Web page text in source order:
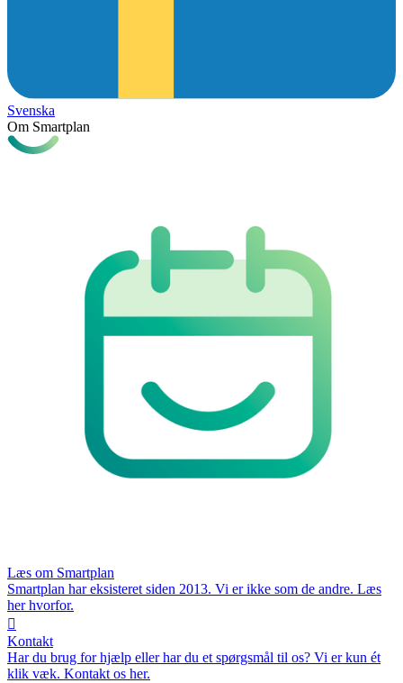
Svenska
Om Smartplan
Læs om Smartplan
Smartplan har eksisteret siden 2013. Vi er ikke som de andre. Læs
her hvorfor.

Kontakt
Har du brug for hjælp eller har du et spørgsmål til os? Vi er kun ét
klik væk. Kontakt os her.